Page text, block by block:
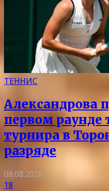
ТЕННИС
Александрова
первом раунде
турнира в
разряде
08.08.2026
18